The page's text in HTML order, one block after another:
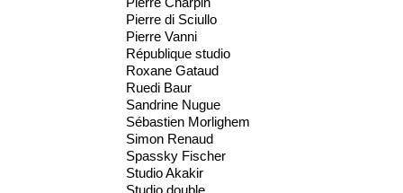
Pierre di Sciullo
Pierre Vanni
République studio
Roxane Gataud
Ruedi Baur
Sandrine Nugue
Sébastien Morlighem
Simon Renaud
Spassky Fischer
Studio Akakir
Studio double